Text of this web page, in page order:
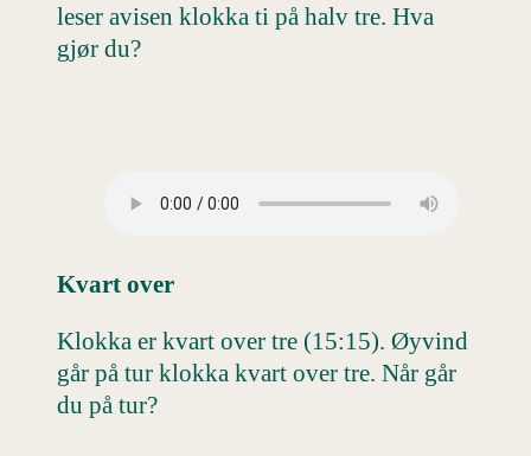
leser avisen klokka ti på halv tre. Hva
gjør du?
Kvart over
Klokka er kvart over tre (15:15). Øyvind
går på tur klokka kvart over tre. Når går
du på tur?